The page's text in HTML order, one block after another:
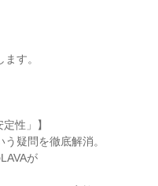
す。
性」】
疑問を徹底解消。
が